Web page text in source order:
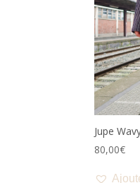
Jupe
80,00€